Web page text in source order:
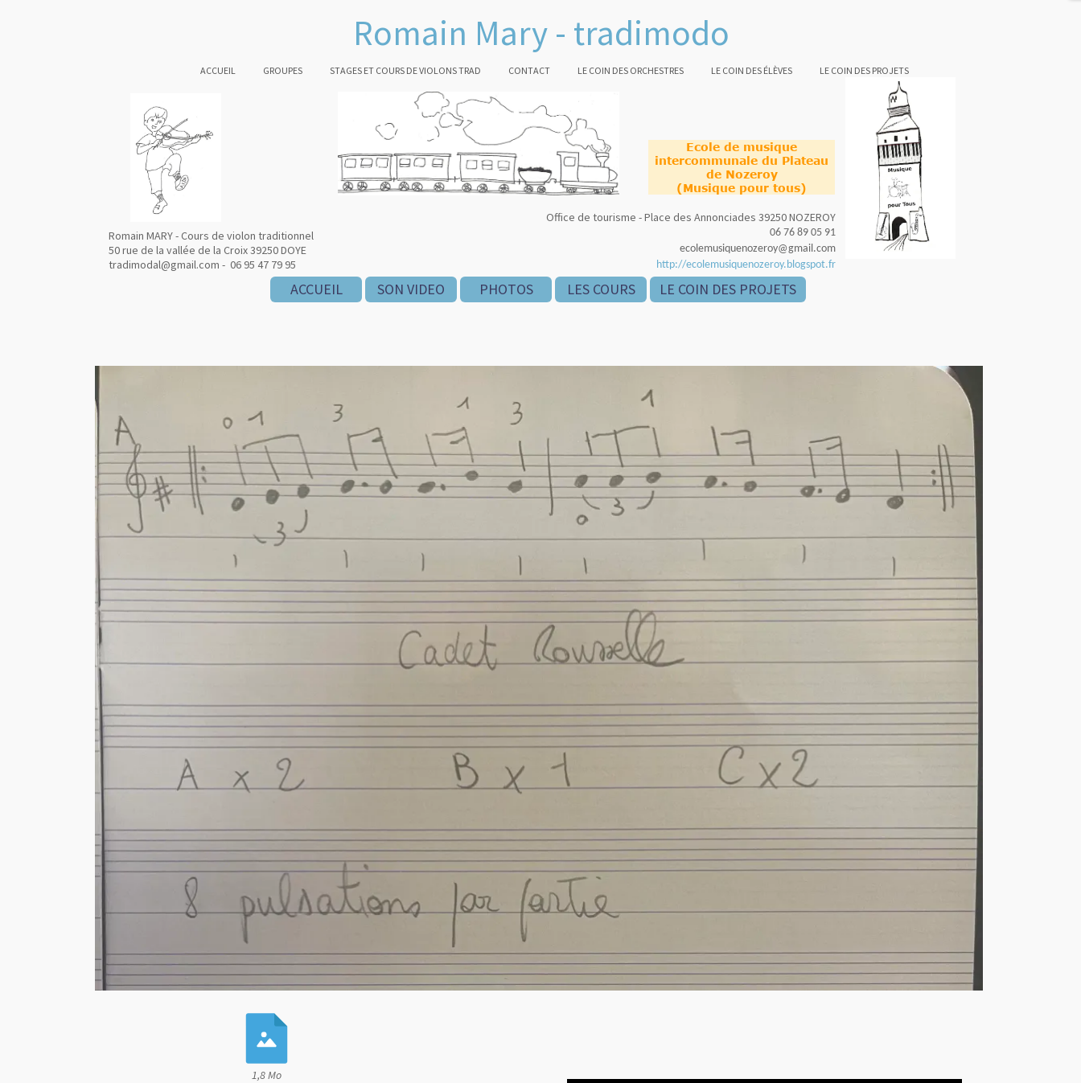
Romain Mary - tradimodo
ACCUEIL GROUPES STAGES ET COURS DE VIOLONS TRAD CONTACT LE COIN DES ORCHESTRES LE COIN DES ÉLÈVES LE COIN DES PROJETS
Ecole de musique
intercommunale du Plateau
de Nozeroy
(Musique pour tous)
Office de tourisme - Place des Annonciades 39250 NOZEROY
06 76 89 05 91
ecolemusiquenozeroy@gmail.com
http://ecolemusiquenozeroy.blogspot.fr
Romain MARY - Cours de violon traditionnel
50 rue de la vallée de la Croix 39250 DOYE
tradimodal@gmail.com - 06 95 47 79 95
ACCUEIL SON VIDEO PHOTOS LE COIN DES PROJETS
LES COURS
1,8 Mo